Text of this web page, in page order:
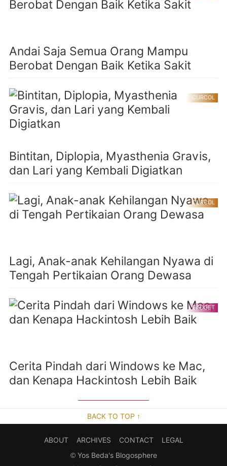
Andai Saja Semua Orang Mampu
Berobat Dengan Baik Ketika Sakit
CURCOL
Bintitan, Diplopia, Myasthenia Gravis,
dan Lari yang Kembali Digiatkan
CURCOL
Lagi, Anak-anak Kehilangan Nyawa di
Tengah Pertikaian Orang Dewasa
GADGET
Cerita Pindah dari Windows ke Mac,
dan Kenapa Hackintosh Lebih Baik
BACK TO TOP ↑
ABOUT ARCHIVES CONTACT
LEGAL
© Yos Beda's Blogosphere